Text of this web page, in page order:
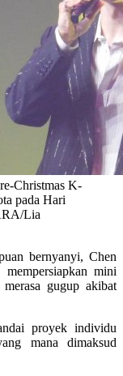
Christmas K-
pada Hari
Lia
bernyanyi, Chen
mini
gugup akibat
proyek individu
mana dimaksud